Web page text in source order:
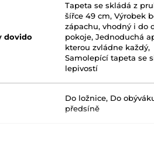
dovido
Tapeta se skládá z
šířce 49 cm,Výrobek
zápachu, vhodný i do
pokoje,Jednoduchá
kterou zvládne každý,
Samolepící tapeta se
lepivostí
Do ložnice, Do
předsíně